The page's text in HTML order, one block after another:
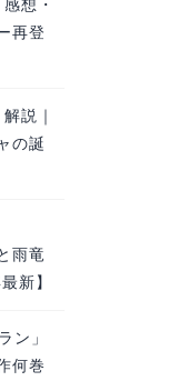
想・
再登
説｜
の誕
雨竜
新】
ン」
何巻